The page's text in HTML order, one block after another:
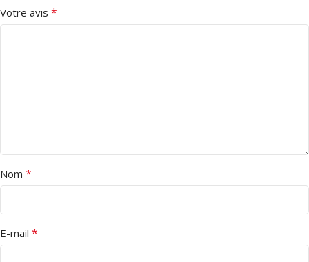
Votre avis *
Nom *
E-mail *